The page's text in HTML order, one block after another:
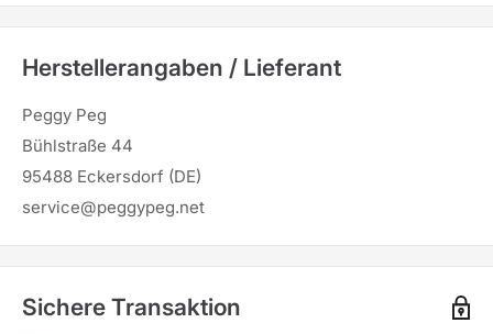
Herstellerangaben / Lieferant
Peggy Peg
Bühlstraße 44
95488 Eckersdorf (DE)
service@peggypeg.net
Sichere Transaktion